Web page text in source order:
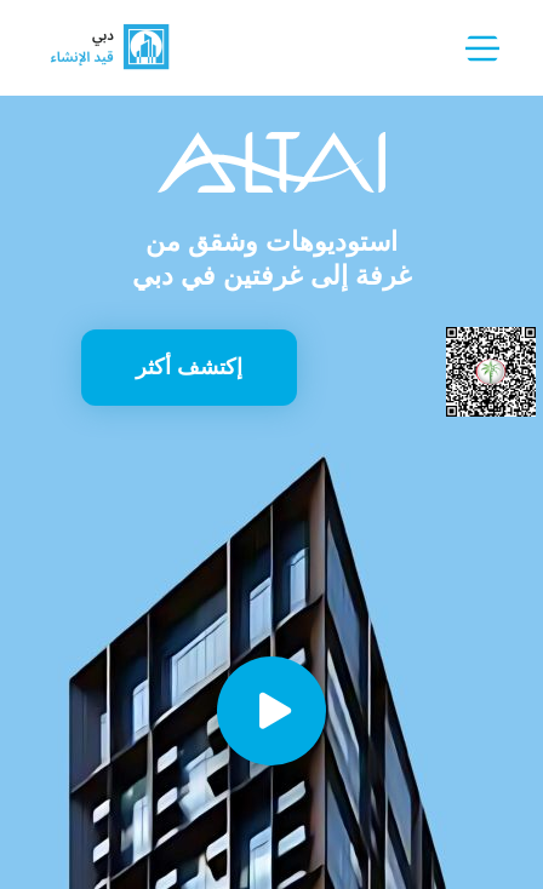
استوديوهات وشقق من
غرفة إلى غرفتين في دبي
إكتشف أكثر